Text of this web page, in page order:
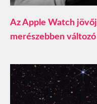
Az Apple Watch
merészebben